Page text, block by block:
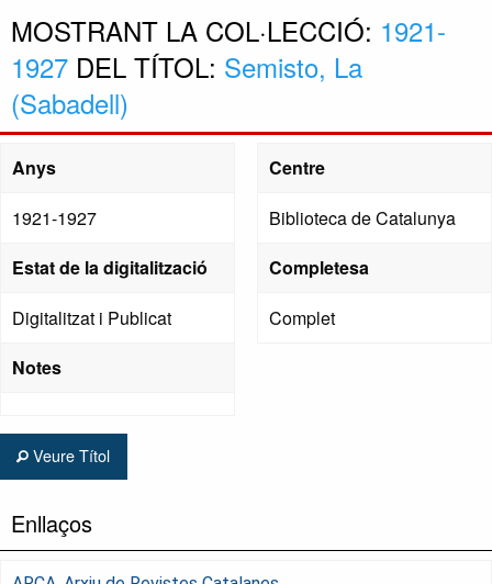
MOSTRANT LA COL·LECCIÓ: 1921-
1927 DEL TÍTOL: Semisto, La
(Sabadell)
Anys
1921-1927
Estat de la digitalització
Digitalitzat i Publicat
Notes
Centre
Biblioteca de Catalunya
Completesa
Complet
Veure Títol
Enllaços